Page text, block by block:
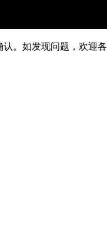
。如发现问题，欢迎